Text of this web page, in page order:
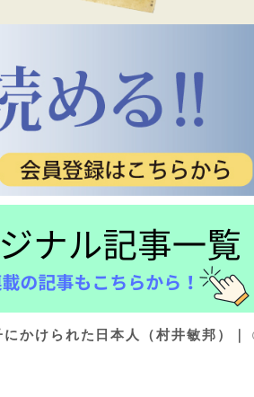
かけられた日本人（村井敏邦）｜